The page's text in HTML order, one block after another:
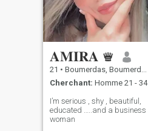
𝐀𝐌𝐈𝐑𝐀 ♛
21 • Boumerdas, Boumerdes, Algérie
Cherchant: Homme 21 - 34
I’m serious , shy , beautiful,
educated …..and a business
woman